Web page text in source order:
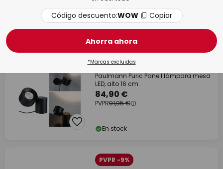
Tiempo de entrega: 6 - 10 días
laborables
PVPR -7%
Paulmann Puric Pane I lámpara mesa
LED, alto 16 cm
84,90 €
PVPR91,95 €
En stock
PVPR -9%
Código descuento:WOW Copiar
Ahorra ahora
*Marcas excluidas